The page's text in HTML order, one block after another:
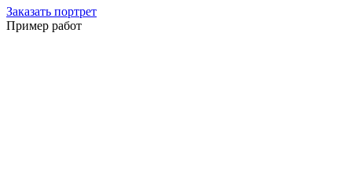
Заказать портрет
Пример работ